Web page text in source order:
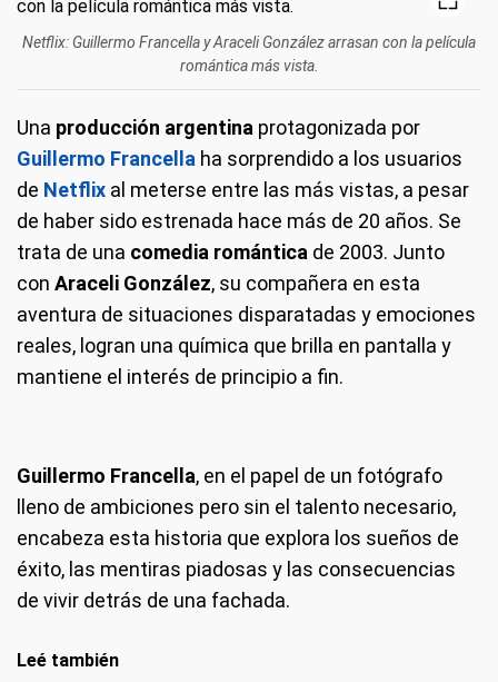
Netflix: Guillermo Francella y Araceli González arrasan con la película
romántica más vista.
Una producción argentina protagonizada por
Guillermo Francella ha sorprendido a los usuarios
de Netflix al meterse entre las más vistas, a pesar
de haber sido estrenada hace más de 20 años. Se
trata de una comedia romántica de 2003. Junto
con Araceli González, su compañera en esta
aventura de situaciones disparatadas y emociones
reales, logran una química que brilla en pantalla y
mantiene el interés de principio a fin.
Guillermo Francella, en el papel de un fotógrafo
lleno de ambiciones pero sin el talento necesario,
encabeza esta historia que explora los sueños de
éxito, las mentiras piadosas y las consecuencias
de vivir detrás de una fachada.
Leé también